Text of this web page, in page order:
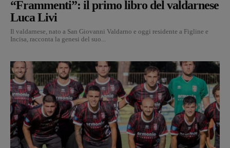
“Frammenti”: il primo libro del valdarnese
Luca Livi
Il valdarnese, nato a San Giovanni Valdarno e oggi residente a Figline e
Incisa, racconta la genesi del suo...